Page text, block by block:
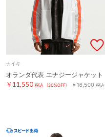
ナイキ
オランダ代表 エナジージャケット
￥11,550 税込 (30%OFF) ￥16,500 税込